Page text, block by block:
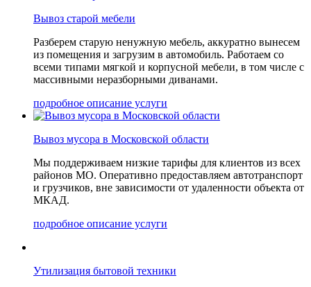
Вывоз старой мебели
Разберем старую ненужную мебель, аккуратно вынесем
из помещения и загрузим в автомобиль. Работаем со
всеми типами мягкой и корпусной мебели, в том числе с
массивными неразборными диванами.
подробное описание услуги
Вывоз мусора в Московской области
Мы поддерживаем низкие тарифы для клиентов из всех
районов МО. Оперативно предоставляем автотранспорт
и грузчиков, вне зависимости от удаленности объекта от
МКАД.
подробное описание услуги
Утилизация бытовой техники